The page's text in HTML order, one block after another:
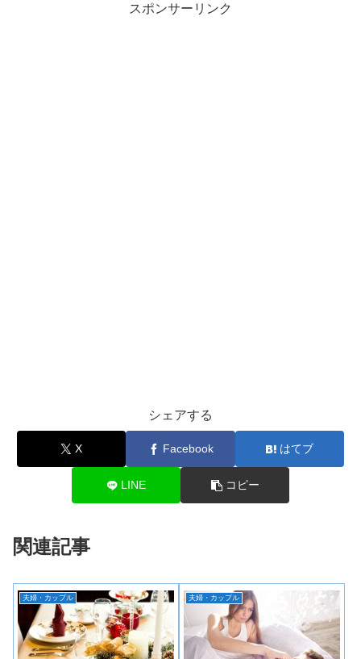
スポンサーリンク
シェアする
X Facebook はてブ
LINE コピー
関連記事
夫婦・カップル 夫婦・カップル